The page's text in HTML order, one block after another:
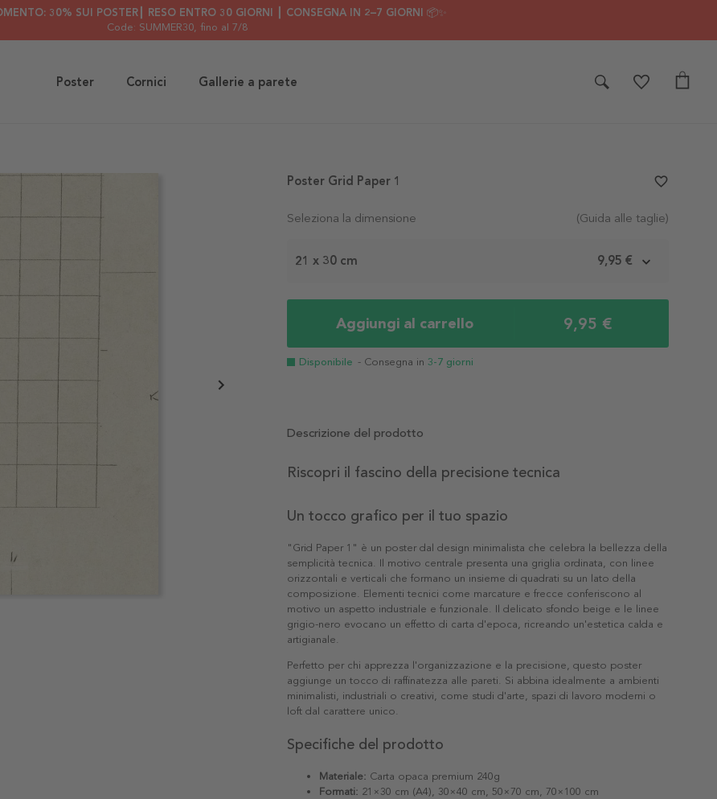
30% SUI POSTER┃ RESO ENTRO 30 GIORNI ┃ CONSEGNA IN 2–7 GIORNI 📦✨
Code: SUMMER30, fino al 7/8
Poster Cornici Gallerie a parete
Seleziona la dimensione (Guida alle taglie)
21 x 30 cm 9,95 €
Aggiungi al carrello 9,95 €
Disponibile - Consegna in 3-7 giorni
Poster Grid Paper 1 favorite_border
Descrizione del prodotto
Riscopri il fascino della precisione tecnica
Un tocco grafico per il tuo spazio
"Grid Paper 1" è un poster dal design minimalista che celebra la bellezza della
semplicità tecnica. Il motivo centrale presenta una griglia ordinata, con linee
orizzontali e verticali che formano un insieme di quadrati su un lato della
composizione. Elementi tecnici come marcature e frecce conferiscono al
motivo un aspetto industriale e funzionale. Il delicato sfondo beige e le linee
grigio-nero evocano un effetto di carta d'epoca, ricreando un'estetica calda e
artigianale.
Perfetto per chi apprezza l'organizzazione e la precisione, questo poster
aggiunge un tocco di raffinatezza alle pareti. Si abbina idealmente a ambienti
minimalisti, industriali o creativi, come studi d'arte, spazi di lavoro moderni o
loft dal carattere unico.
Specifiche del prodotto
Materiale: Carta opaca premium 240g
Formati: 21×30 cm (A4), 30×40 cm, 50×70 cm, 70×100 cm